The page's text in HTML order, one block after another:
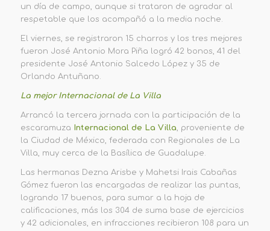
un día de campo, aunque si trataron de agradar al
respetable que los acompañó a la media noche.
El viernes, se registraron 15 charros y los tres mejores
fueron José Antonio Mora Piña logró 42 bonos, 41 del
presidente José Antonio Salcedo López y 35 de
Orlando Antuñano.
La mejor Internacional de La Villa
Arrancó la tercera jornada con la participación de la
escaramuza Internacional de La Villa, proveniente de
la Ciudad de México, federada con Regionales de La
Villa, muy cerca de la Basílica de Guadalupe.
Las hermanas Dezna Arisbe y Mahetsi Irais Cabañas
Gómez fueron las encargadas de realizar las puntas,
logrando 17 buenos, para sumar a la hoja de
calificaciones, más los 304 de suma base de ejercicios
y 42 adicionales, en infracciones recibieron 108 para un